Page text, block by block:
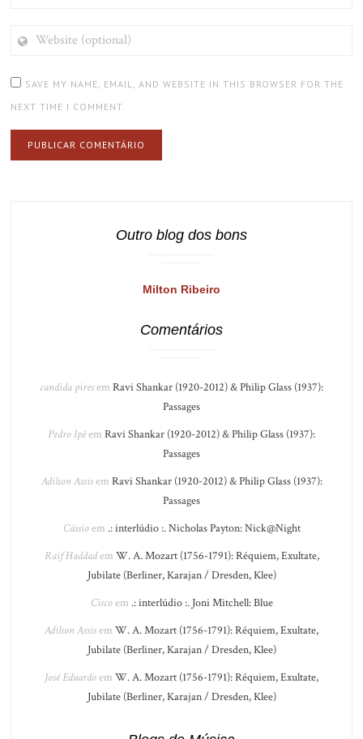
(OPTIONAL)
SAVE MY NAME, EMAIL, AND WEBSITE IN THIS BROWSER FOR THE
NEXT TIME I COMMENT.
Outro blog dos bons
Milton Ribeiro
Comentários
candida piresem Ravi Shankar (1920-2012) & Philip Glass (1937):
Passages
Pedro Ipêem Ravi Shankar (1920-2012) & Philip Glass (1937):
Passages
Adilson Assisem Ravi Shankar (1920-2012) & Philip Glass (1937):
Passages
Cássioem .: interlúdio :. Nicholas Payton: Nick@Night
Raif Haddadem W. A. Mozart (1756-1791): Réquiem, Exultate,
Jubilate (Berliner, Karajan / Dresden, Klee)
Ciscoem .: interlúdio :. Joni Mitchell: Blue
Adilson Assisem W. A. Mozart (1756-1791): Réquiem, Exultate,
Jubilate (Berliner, Karajan / Dresden, Klee)
José Eduardoem W. A. Mozart (1756-1791): Réquiem, Exultate,
Jubilate (Berliner, Karajan / Dresden, Klee)